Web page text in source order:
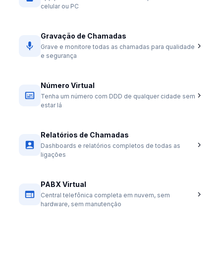
celular ou PC
Gravação de Chamadas
Grave e monitore todas as chamadas para qualidade
e segurança
Número Virtual
Tenha um número com DDD de qualquer cidade sem
estar lá
Relatórios de Chamadas
Dashboards e relatórios completos de todas as
ligações
PABX Virtual
Central telefônica completa em nuvem, sem
hardware, sem manutenção